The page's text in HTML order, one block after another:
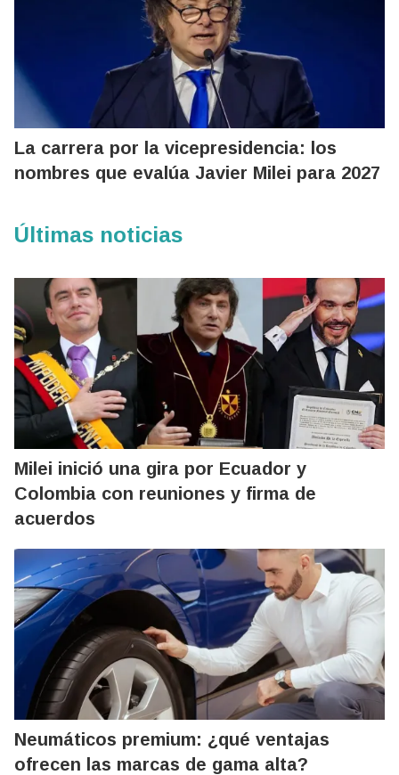
La carrera por la vicepresidencia: los
nombres que evalúa Javier Milei para 2027
Últimas noticias
Milei inició una gira por Ecuador y
Colombia con reuniones y firma de
acuerdos
Neumáticos premium: ¿qué ventajas
ofrecen las marcas de gama alta?